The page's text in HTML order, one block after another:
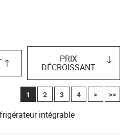
PRIX
DÉCROISSANT
1 2 3 4 > >>
intégrable